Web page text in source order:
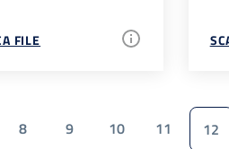
FILE
8 9 10 11 12